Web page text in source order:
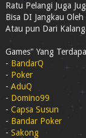
Ratu Pelangi Juga
Bisa DI Jangkau
Atau pun Dari
Games" Yang
- BandarQ
- Poker
-AduQ
- Domino99
- Capsa Susun
- Bandar Poker
- Sakong